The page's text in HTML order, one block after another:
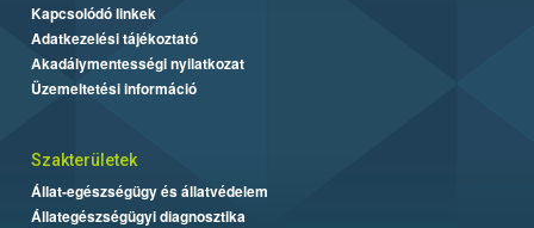
Kapcsolódó linkek
Adatkezelési tájékoztató
Akadálymentességi nyilatkozat
Üzemeltetési információ
Szakterületek
Állat-egészségügy és állatvédelem
Állategészségügyi diagnosztika